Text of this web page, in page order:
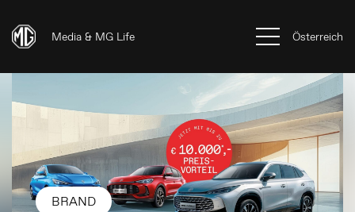
Media & MG Life Österreich
BRAND